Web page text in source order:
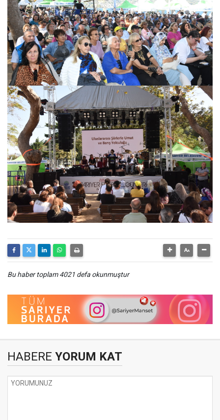
Bu haber toplam 4021 defa okunmuştur
HABERE YORUM KAT